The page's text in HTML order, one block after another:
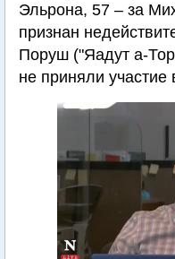
Эльрона, 57 – за
признан
Поруш ("Яадут а-
не приняли участие